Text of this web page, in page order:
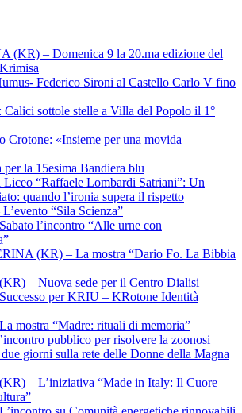
(KR) – Domenica 9 la 20.ma edizione del
Federico Sironi al Castello Carlo V fino
sottole stelle a Villa del Popolo il 1°
Crotone: «Insieme per una movida
per la 15esima Bandiera blu
“Raffaele Lombardi Satriani”: Un
quando l’ironia supera il rispetto
“Sila Scienza”
l’incontro “Alle urne con
(KR) – La mostra “Dario Fo. La Bibbia
– Nuova sede per il Centro Dialisi
per KRIU – KRotone Identità
mostra “Madre: rituali di memoria”
pubblico per risolvere la zoonosi
giorni sulla rete delle Donne della Magna
– L’iniziativa “Made in Italy: Il Cuore